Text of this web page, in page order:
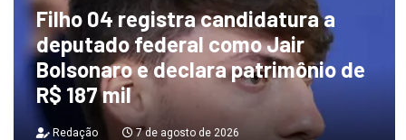
Filho 04 registra candidatura a
deputado federal como Jair
Bolsonaro e declara patrimônio de
R$ 187 mil
Redação 7 de agosto de 2026